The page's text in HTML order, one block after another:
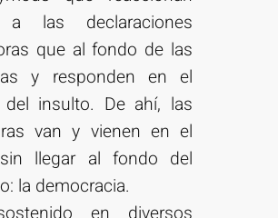
las declaraciones
que al fondo de las
y responden en el
insulto. De ahí, las
van y vienen en el
llegar al fondo del
la democracia.